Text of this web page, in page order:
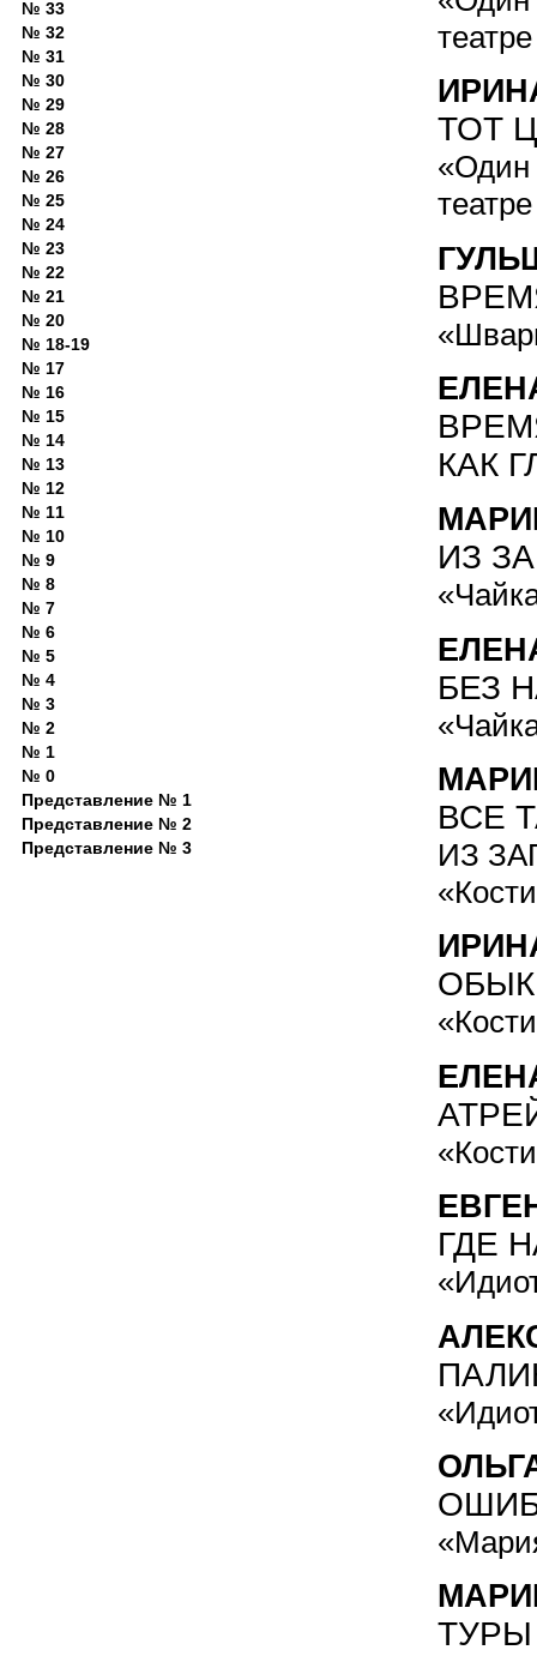
театре
ТОТ
«Один
театре
КАК
ИЗ
БЕЗ
ВСЕ
ИЗ
ГДЕ
ТУРЫ
№ 33
№ 32
№ 31
№ 30
№ 29
№ 28
№ 27
№ 26
№ 25
№ 24
№ 23
№ 22
№ 21
№ 20
№ 18-19
№ 17
№ 16
№ 15
№ 14
№ 13
№ 12
№ 11
№ 10
№ 9
№ 8
№ 7
№ 6
№ 5
№ 4
№ 3
№ 2
№ 1
№ 0
Представление № 1
Представление № 2
Представление № 3